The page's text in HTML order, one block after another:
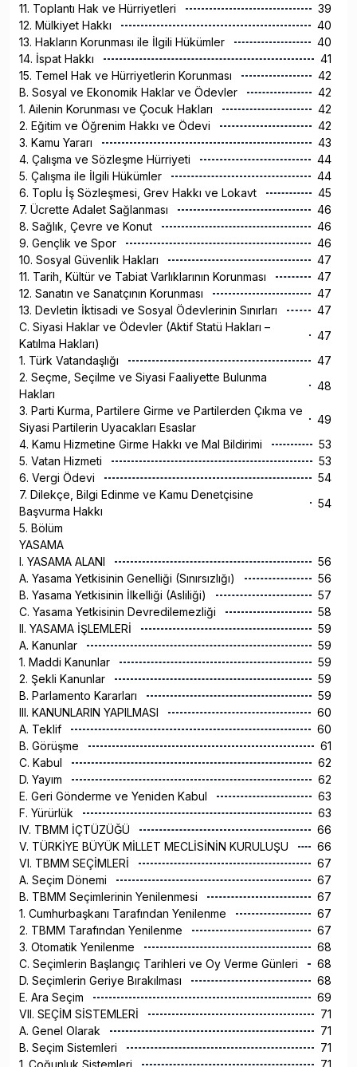
11. Toplantı Hak ve Hürriyetleri
39
12. Mülkiyet Hakkı
40
13. Hakların Korunması ile İlgili Hükümler
40
14. İspat Hakkı
41
15. Temel Hak ve Hürriyetlerin Korunması
42
B. Sosyal ve Ekonomik Haklar ve Ödevler
42
1. Ailenin Korunması ve Çocuk Hakları
42
2. Eğitim ve Öğrenim Hakkı ve Ödevi
42
3. Kamu Yararı
43
4. Çalışma ve Sözleşme Hürriyeti
44
5. Çalışma ile İlgili Hükümler
44
6. Toplu İş Sözleşmesi, Grev Hakkı ve Lokavt
45
7. Ücrette Adalet Sağlanması
46
8. Sağlık, Çevre ve Konut
46
9. Gençlik ve Spor
46
10. Sosyal Güvenlik Hakları
47
11. Tarih, Kültür ve Tabiat Varlıklarının Korunması
47
12. Sanatın ve Sanatçının Korunması
47
13. Devletin İktisadi ve Sosyal Ödevlerinin Sınırları
47
C. Siyasi Haklar ve Ödevler (Aktif Statü Hakları –
Katılma Hakları)
47
1. Türk Vatandaşlığı
47
2. Seçme, Seçilme ve Siyasi Faaliyette Bulunma
Hakları
48
3. Parti Kurma, Partilere Girme ve Partilerden Çıkma ve
Siyasi Partilerin Uyacakları Esaslar
49
4. Kamu Hizmetine Girme Hakkı ve Mal Bildirimi
53
5. Vatan Hizmeti
53
6. Vergi Ödevi
54
7. Dilekçe, Bilgi Edinme ve Kamu Denetçisine
Başvurma Hakkı
54
5. Bölüm
YASAMA
I. YASAMA ALANI
56
A. Yasama Yetkisinin Genelliği (Sınırsızlığı)
56
B. Yasama Yetkisinin İlkelliği (Asliliği)
57
C. Yasama Yetkisinin Devredilemezliği
58
II. YASAMA İŞLEMLERİ
59
A. Kanunlar
59
1. Maddi Kanunlar
59
2. Şekli Kanunlar
59
B. Parlamento Kararları
59
III. KANUNLARIN YAPILMASI
60
A. Teklif
60
B. Görüşme
61
C. Kabul
62
D. Yayım
62
E. Geri Gönderme ve Yeniden Kabul
63
F. Yürürlük
63
IV. TBMM İÇTÜZÜĞÜ
66
V. TÜRKİYE BÜYÜK MİLLET MECLİSİNİN KURULUŞU
66
VI. TBMM SEÇİMLERİ
67
A. Seçim Dönemi
67
B. TBMM Seçimlerinin Yenilenmesi
67
1. Cumhurbaşkanı Tarafından Yenilenme
67
2. TBMM Tarafından Yenilenme
67
3. Otomatik Yenilenme
68
C. Seçimlerin Başlangıç Tarihleri ve Oy Verme Günleri
68
D. Seçimlerin Geriye Bırakılması
68
E. Ara Seçim
69
VII. SEÇİM SİSTEMLERİ
71
A. Genel Olarak
71
B. Seçim Sistemleri
71